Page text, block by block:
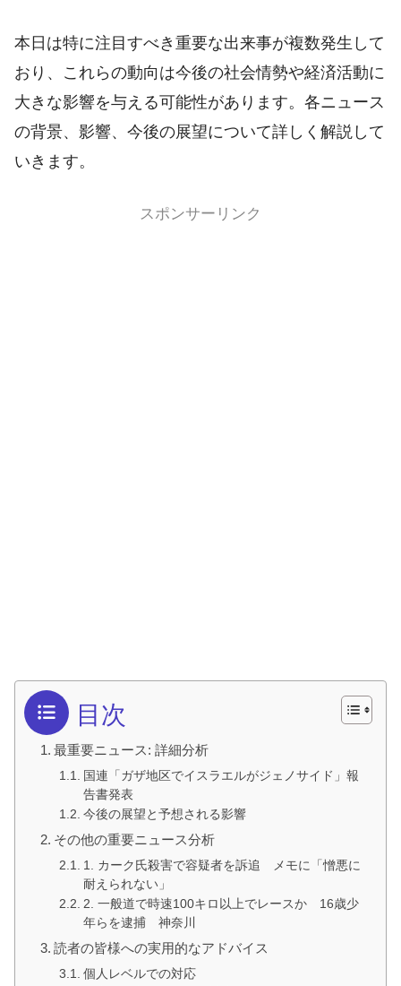
本日は特に注目すべき重要な出来事が複数発生して
おり、これらの動向は今後の社会情勢や経済活動に
大きな影響を与える可能性があります。各ニュース
の背景、影響、今後の展望について詳しく解説して
いきます。
スポンサーリンク
目次
最重要ニュース: 詳細分析
国連「ガザ地区でイスラエルがジェノサイド」報
告書発表
今後の展望と予想される影響
その他の重要ニュース分析
1. カーク氏殺害で容疑者を訴追 メモに「憎悪に
耐えられない」
2. 一般道で時速100キロ以上でレースか 16歳少
年らを逮捕 神奈川
読者の皆様への実用的なアドバイス
個人レベルでの対応